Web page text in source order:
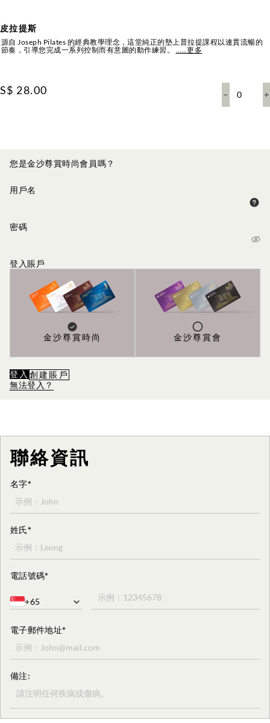
皮拉提斯
源自 Joseph Pilates 的經典教學理念，這堂純正的墊上普拉提課程以連貫流暢的
節奏，引導您完成一系列控制而有意圖的動作練習。
……更多
S$ 28.00 － ＋
您是金沙尊賞時尚會員嗎？
用戶名
密碼
登入賬戶
金沙尊賞時尚 金沙尊賞會
登入 創建賬戶
無法登入？
聯絡資訊
名字*
姓氏*
電話號碼*
+65
電子郵件地址*
備注: